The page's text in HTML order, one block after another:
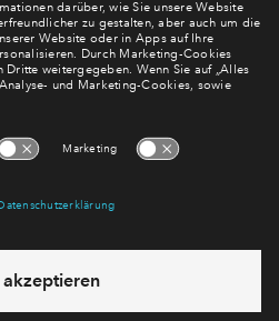
dem Laufenden – mit unserem
Newsletter informieren wir Sie
weiterer Neubauprojekte.